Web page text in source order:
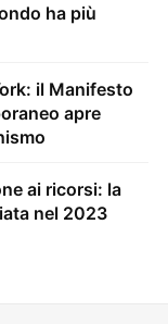
ha più
il Manifesto
apre
ai ricorsi: la
nel 2023